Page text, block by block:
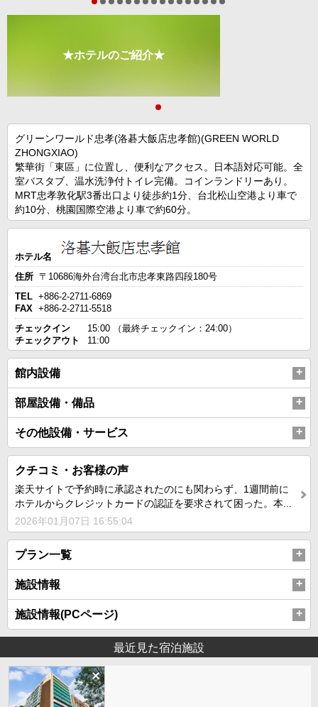
★ホテルのご紹介★
グリーンワールド忠孝(洛碁大飯店忠孝館)(GREEN WORLD
ZHONGXIAO)
繁華街「東區」に位置し、便利なアクセス。日本語対応可能。全
室バスタブ、温水洗浄付トイレ完備。コインランドリーあり。
MRT忠孝敦化駅3番出口より徒歩約1分、台北松山空港より車で
約10分、桃園国際空港より車で約60分。
ホテル名
住所 〒10686海外台湾台北市忠孝東路四段180号
TEL
FAX
+886-2-2711-6869
+886-2-2711-5518
チェックイン
15:00 （最終チェックイン：24:00）
チェックアウト
11:00
館内設備
部屋設備・備品
その他設備・サービス
クチコミ・お客様の声
楽天サイトで予約時に承認されたのにも関わらず、1週間前に
ホテルからクレジットカードの認証を要求されて困った。本...
2026年01月07日 16:55:04
プラン一覧
施設情報
施設情報(PCページ)
最近見た宿泊施設